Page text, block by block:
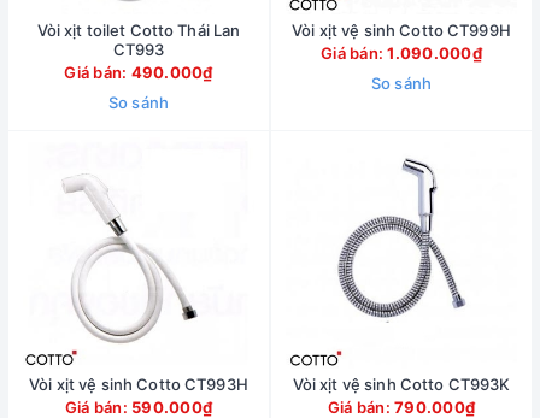
Vòi xịt toilet Cotto Thái Lan
CT993
Giá bán: 490.000₫
So sánh
Vòi xịt vệ sinh Cotto CT999H
Giá bán:1.090.000₫
So sánh
Vòi xịt vệ sinh Cotto CT993H
Giá bán: 590.000₫
Vòi xịt vệ sinh Cotto CT993K
Giá bán:790.000₫